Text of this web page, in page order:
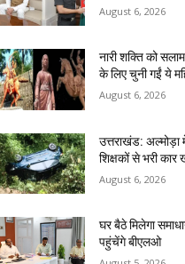
August 6, 2026
नारी शक्ति को
के लिए चुनी गईं ये
August 6, 2026
उत्तराखंड: अल्मोड़ा
शिक्षकों से भरी कार
August 6, 2026
घर बैठे मिलेगा
पहुंचेंगे बीएलओ